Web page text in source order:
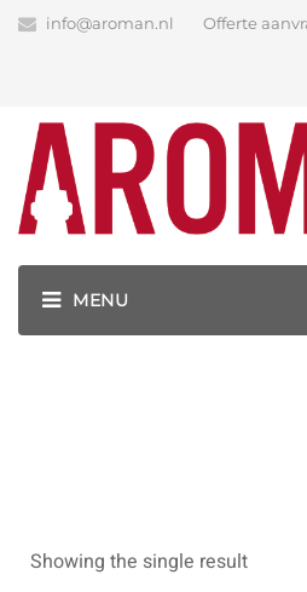
info@aroman.nl Offerte
Shop
Our Must Have
GEURHANGERS BEDRUKKEN
Showing the single result